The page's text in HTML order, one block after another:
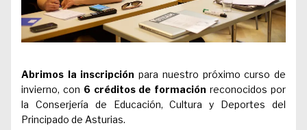
Abrimos la inscripción para nuestro próximo curso de
invierno, con 6 créditos de formación reconocidos por
la Conserjería de Educación, Cultura y Deportes del
Principado de Asturias.